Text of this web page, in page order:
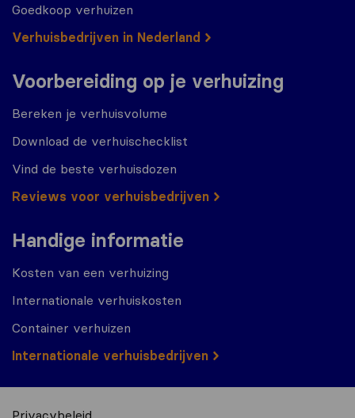
Goedkoop verhuizen
Verhuisbedrijven in Nederland
Voorbereiding op je verhuizing
Bereken je verhuisvolume
Download de verhuischecklist
Vind de beste verhuisdozen
Reviews voor verhuisbedrijven
Handige informatie
Kosten van een verhuizing
Internationale verhuiskosten
Container verhuizen
Internationale verhuisbedrijven
Privacybeleid